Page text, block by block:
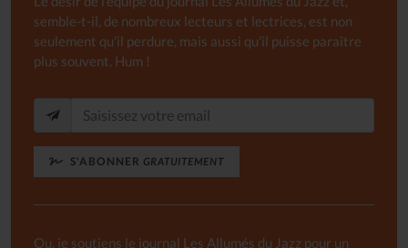
semble-t-il, de nombreux lecteurs et lectrices, est non
seulement qu'il perdure, mais aussi qu'il puisse paraître
plus souvent. Hum !
S'ABONNER GRATUITEMENT
Ou, je soutiens le journal Les Allumés du Jazz pour un